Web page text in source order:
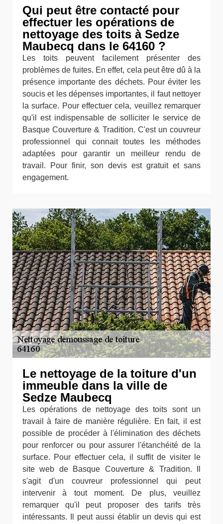
Qui peut être contacté pour
effectuer les opérations de
nettoyage des toits à Sedze
Maubecq dans le 64160 ?
Les toits peuvent facilement présenter des
problèmes de fuites. En effet, cela peut être dû à la
présence importante des déchets. Pour éviter les
soucis et les dépenses importantes, il faut nettoyer
la surface. Pour effectuer cela, veuillez remarquer
qu'il est indispensable de solliciter le service de
Basque Couverture & Tradition. C'est un couvreur
professionnel qui connait toutes les méthodes
adaptées pour garantir un meilleur rendu de
travail. Pour finir, son devis est gratuit et sans
engagement.
Le nettoyage de la toiture d'un
immeuble dans la ville de
Sedze Maubecq
Les opérations de nettoyage des toits sont un
travail à faire de manière régulière. En fait, il est
possible de procéder à l'élimination des déchets
pour renforcer ou pour assurer l'étanchéité de la
surface. Pour effectuer cela, il suffit de visiter le
site web de Basque Couverture & Tradition. Il
s'agit d'un couvreur professionnel qui peut
intervenir à tout moment. De plus, veuillez
remarquer qu'il peut proposer des tarifs très
intéressants. Il peut aussi établir un devis qui est